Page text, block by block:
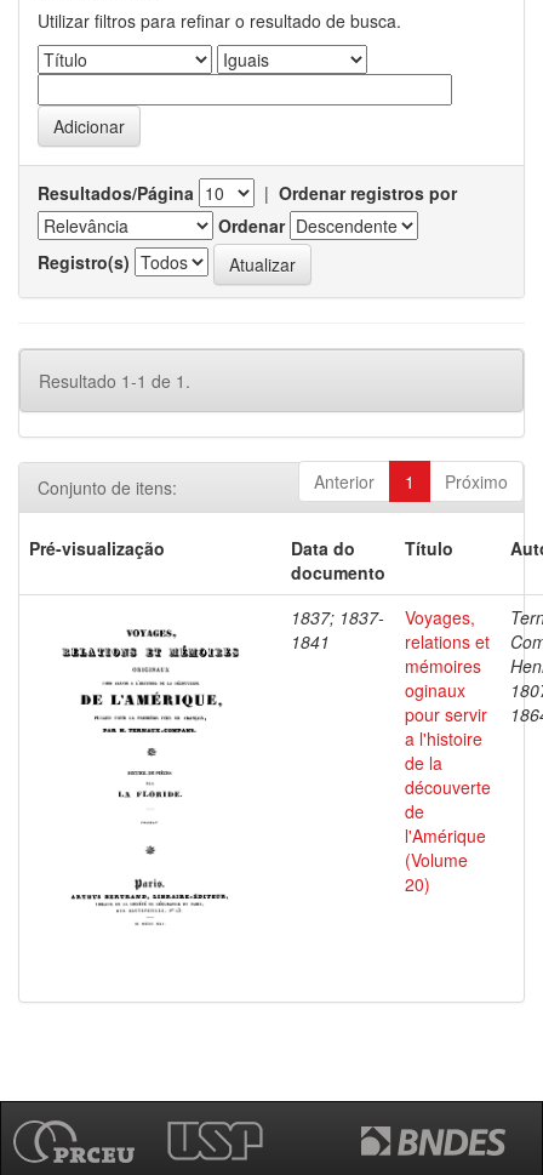
Utilizar filtros para refinar o resultado de busca.
Resultados/Página | Ordenar registros por
Ordenar
Registro(s)
Resultado 1-1 de 1.
Anterior 1 Próximo
Conjunto de itens:
Pré-visualização
Data do
documento
Título
1837; 1837-
1841
Voyages,
relations et
mémoires
oginaux
pour servir
a l'histoire
de la
découverte
de
l'Amérique
(Volume
20)